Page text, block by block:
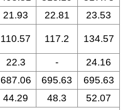
21.93 22.81
23.53
110.57 117.2 134.57
22.3 -
24.16
687.06 695.63
695.63
44.29 48.3
52.07